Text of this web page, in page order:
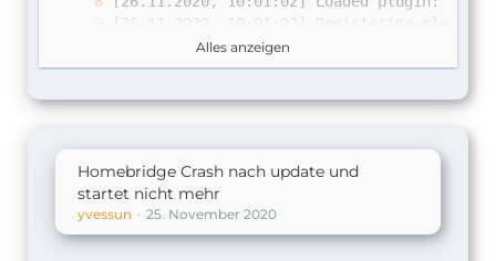
[26.11.2020, 10:01:02] Loaded plugin:
[26.11.2020, 10:01:06] Loaded plugin:
Alles anzeigen
Homebridge Crash nach update und
startet nicht mehr
yvessun 25. November 2020